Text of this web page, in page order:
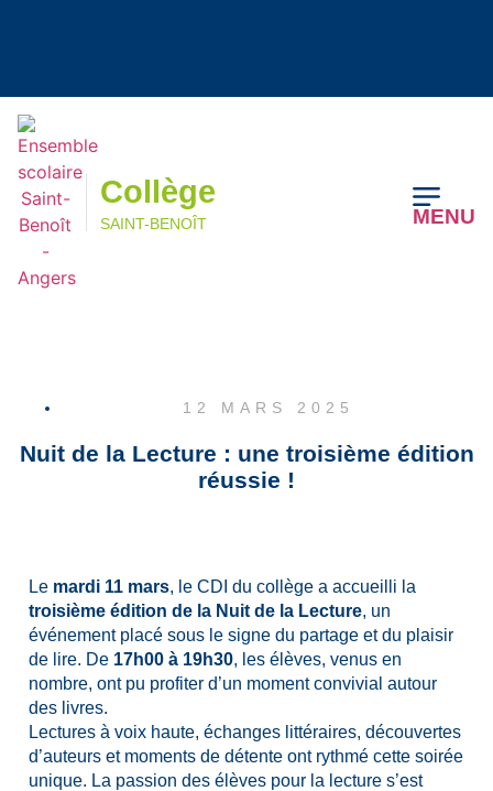
Collège
Collège
SAINT-BENOÎT MENU
12 MARS 2025
Nuit de la Lecture : une troisième édition
réussie !
Le mardi 11 mars, le CDI du collège a accueilli la
troisième édition de la Nuit de la Lecture, un
événement placé sous le signe du partage et du plaisir
de lire. De 17h00 à 19h30, les élèves, venus en
nombre, ont pu profiter d’un moment convivial autour
des livres.
Lectures à voix haute, échanges littéraires, découvertes
d’auteurs et moments de détente ont rythmé cette soirée
unique. La passion des élèves pour la lecture s’est